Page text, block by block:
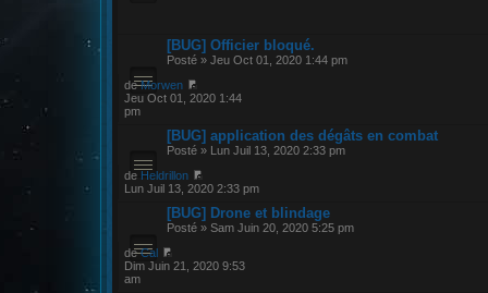
[BUG] Officier bloqué.
Posté » Jeu Oct 01, 2020 1:44 pm
deMorwen
Jeu Oct 01, 2020 1:44
pm
[BUG] application des dégâts en combat
Posté » Lun Juil 13, 2020 2:33 pm
de Heldrillon
Lun Juil 13, 2020 2:33 pm
[BUG] Drone et blindage
Posté » Sam Juin 20, 2020 5:25 pm
deCal
Dim Juin 21, 2020 9:53
am